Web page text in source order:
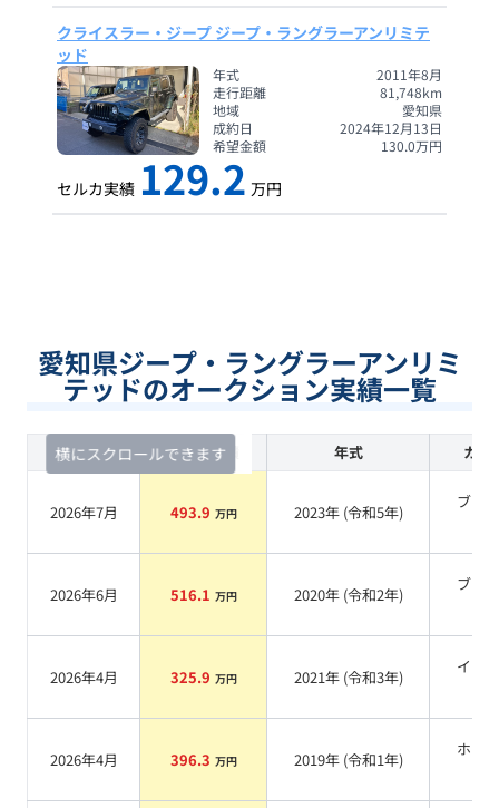
クライスラー・ジープ ジープ・ラングラーアンリミテ
ッド
年式
2011年8月
走行距離
81,748km
地域
愛知県
成約日
2024年12月13日
希望金額
130.0万円
セルカ実績 129.2 万円
愛知県ジープ・ラングラーアンリミ
テッドのオークション実績一覧
横にスクロールできます
査定時期 セルカ実績 年式 カラ
2026年7月 493.9 万円 2023年 (令和5年)
ブラ
2026年6月 516.1 万円 2020年 (令和2年)
ブラ
2026年4月 325.9 万円 2021年 (令和3年)
イエ
2026年4月 396.3 万円 2019年 (令和1年)
ホワ